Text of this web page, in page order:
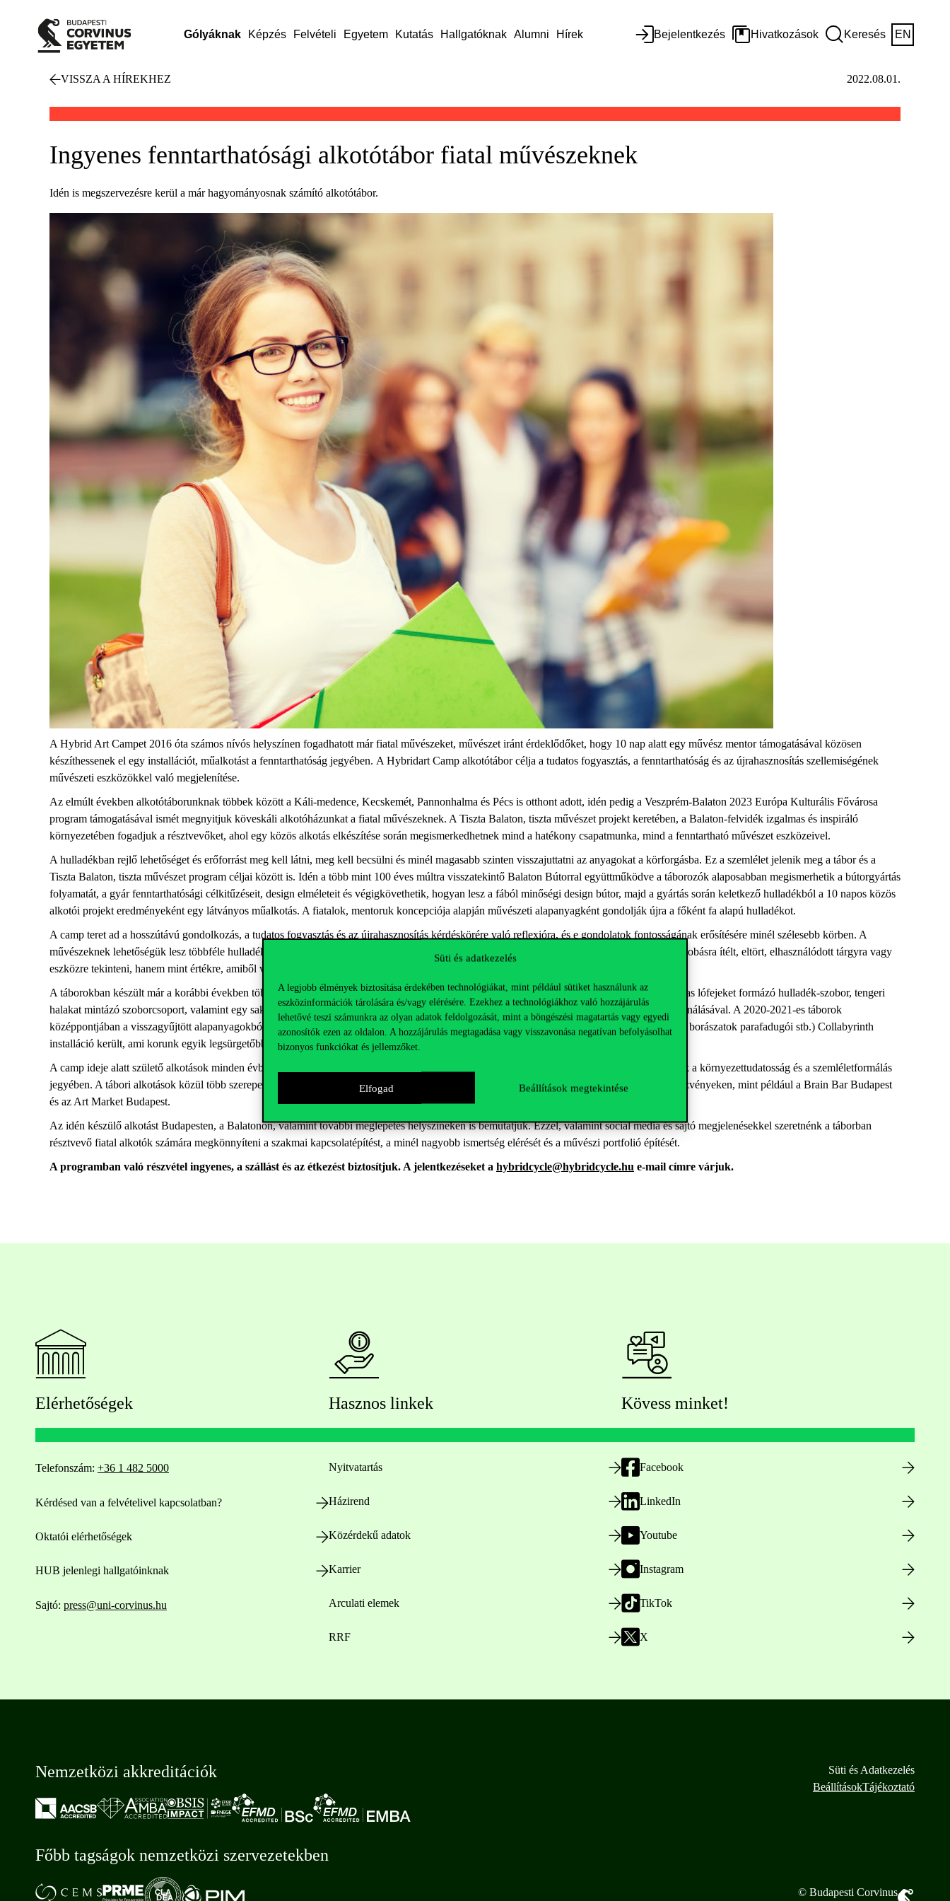
Süti és adatkezelés
A legjobb élmények biztosítása érdekében technológiákat, mint például sütiket használunk az
eszközinformációk tárolására és/vagy elérésére. Ezekhez a technológiákhoz való hozzájárulás
lehetővé teszi számunkra az olyan adatok feldolgozását, mint a böngészési magatartás vagy egyedi
azonosítók ezen az oldalon. A hozzájárulás megtagadása vagy visszavonása negatívan befolyásolhat
bizonyos funkciókat és jellemzőket.
Elfogad Beállítások megtekintése
Gólyáknak Képzés Felvételi Egyetem Kutatás Hallgatóknak Alumni Hírek Bejelentkezés Hivatkozások Keresés EN
VISSZA A HÍREKHEZ 2022.08.01.
Ingyenes fenntarthatósági alkotótábor fiatal művészeknek
Idén is megszervezésre kerül a már hagyományosnak számító alkotótábor.
A Hybrid Art Campet 2016 óta számos nívós helyszínen fogadhatott már fiatal művészeket, művészet iránt érdeklődőket, hogy 10 nap alatt egy művész mentor támogatásával közösen
készíthessenek el egy installációt, műalkotást a fenntarthatóság jegyében. A Hybridart Camp alkotótábor célja a tudatos fogyasztás, a fenntarthatóság és az újrahasznosítás szellemiségének
művészeti eszközökkel való megjelenítése.
Az elmúlt években alkotótáborunknak többek között a Káli-medence, Kecskemét, Pannonhalma és Pécs is otthont adott, idén pedig a Veszprém-Balaton 2023 Európa Kulturális Fővárosa
program támogatásával ismét megnyitjuk köveskáli alkotóházunkat a fiatal művészeknek. A Tiszta Balaton, tiszta művészet projekt keretében, a Balaton-felvidék izgalmas és inspiráló
környezetében fogadjuk a résztvevőket, ahol egy közös alkotás elkészítése során megismerkedhetnek mind a hatékony csapatmunka, mind a fenntartható művészet eszközeivel.
A hulladékban rejlő lehetőséget és erőforrást meg kell látni, meg kell becsülni és minél magasabb szinten visszajuttatni az anyagokat a körforgásba. Ez a szemlélet jelenik meg a tábor és a
Tiszta Balaton, tiszta művészet program céljai között is. Idén a több mint 100 éves múltra visszatekintő Balaton Bútorral együttműködve a táborozók alaposabban megismerhetik a bútorgyártás
folyamatát, a gyár fenntarthatósági célkitűzéseit, design elméleteit és végigkövethetik, hogyan lesz a fából minőségi design bútor, majd a gyártás során keletkező hulladékból a 10 napos közös
alkotói projekt eredményeként egy látványos műalkotás. A fiatalok, mentoruk koncepciója alapján művészeti alapanyagként gondolják újra a főként fa alapú hulladékot.
A camp teret ad a hosszútávú gondolkozás, a tudatos fogyasztás és az újrahasznosítás kérdéskörére való reflexióra, és e gondolatok fontosságának erősítésére minél szélesebb körben. A
művészeknek lehetőségük lesz többféle hulladék alapanyaggal is megismerkedni, sokszínű technikákat kipróbálni, és a hulladékra nem mint kidobásra ítélt, eltört, elhasználódott tárgyra vagy
eszközre tekinteni, hanem mint értékre, amiből valami újat lehet alkotni, ha egy kicsit más perspektívából szemléljük.
A táborokban készült már a korábbi években több mint 4000 műanyag PET palackból 4 méter magas dinoszauruszt formázó installáció, hatalmas lófejeket formázó hulladék-szobor, tengeri
halakat mintázó szoborcsoport, valamint egy sakkfigurákat ábrázoló sakk-matt helyzetet is megvalósítottunk több ezer alumínium doboz felhasználásával. A 2020-2021-es táborok
középpontjában a visszagyűjtött alapanyagokból álló (PET palackok, fesztiválokon hátrahagyott sátrak, alumínium dobozok, kupakok, balatoni borászatok parafadugói stb.) Collabyrinth
installáció került, ami korunk egyik legsürgetőbben megoldásra váró problémájára, a hulladék kezelésének kérdésére reflektált.
A camp ideje alatt születő alkotások minden évben több hazai és gyakran külföldi helyszíneken, városokban, programokon is bemutatkozhatnak a környezettudatosság és a szemléletformálás
jegyében. A tábori alkotások közül több szerepelt Dubajban, budapesti és balatoni forgalmas köztereken, popup kiállítóterekben és neves rendezvényeken, mint például a Brain Bar Budapest
és az Art Market Budapest.
Az idén készülő alkotást Budapesten, a Balatonon, valamint további meglepetés helyszíneken is bemutatjuk. Ezzel, valamint social media és sajtó megjelenésekkel szeretnénk a táborban
résztvevő fiatal alkotók számára megkönnyíteni a szakmai kapcsolatépítést, a minél nagyobb ismertség elérését és a művészi portfolió építését.
A programban való részvétel ingyenes, a szállást és az étkezést biztosítjuk. A jelentkezéseket a hybridcycle@hybridcycle.hu e-mail címre várjuk.
Elérhetőségek
Telefonszám: +36 1 482 5000
Kérdésed van a felvételivel kapcsolatban?
Oktatói elérhetőségek
HUB jelenlegi hallgatóinknak
Sajtó: press@uni-corvinus.hu
Hasznos linkek
Nyitvatartás
Házirend
Közérdekű adatok
Karrier
Arculati elemek
RRF
Kövess minket!
Facebook
LinkedIn
Youtube
Instagram
TikTok
X
Nemzetközi akkreditációk
Főbb tagságok nemzetközi szervezetekben
Süti és Adatkezelés
BeállításokTájékoztató
© Budapesti Corvinus